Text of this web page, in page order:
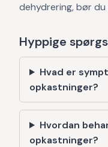
dehydrering, bør
Hyppige
Hvad er
opkastninger?
Hvordan
opkastninger?